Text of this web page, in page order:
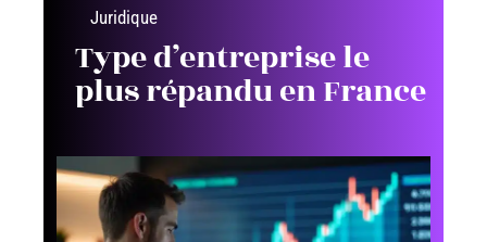
Juridique
Type d’entreprise le
plus répandu en France